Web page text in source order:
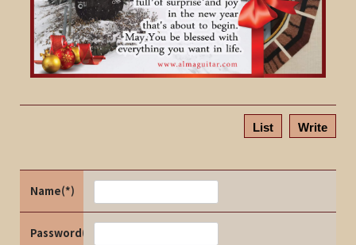
List Write
Name(*)
Password(*)